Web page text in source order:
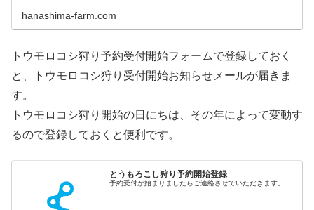
hanashima-farm.com
トウモロコシ狩り予約受付開始フォームで登録しておく
と、トウモロコシ狩り受付開始お知らせメールが届きま
す。
トウモロコシ狩り開始の日にちは、その年によって変動す
るので登録しておくと便利です。
とうもろこし狩り予約開始登録
予約受付が始まりましたらご連絡させていただきます。